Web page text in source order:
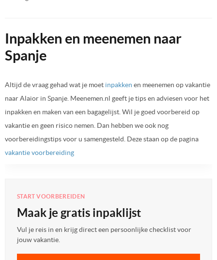
Inpakken en meenemen naar
Spanje
Altijd de vraag gehad wat je moet inpakken en meenemen op vakantie
naar Alaior in Spanje. Meenemen.nl geeft je tips en adviesen voor het
inpakken en maken van een bagagelijst. Wil je goed voorbereid op
vakantie en geen risico nemen. Dan hebben we ook nog
voorbereidingstips voor u samengesteld. Deze staan op de pagina
vakantie voorbereiding
START VOORBEREIDEN
Maak je gratis inpaklijst
Vul je reis in en krijg direct een persoonlijke checklist voor
jouw vakantie.